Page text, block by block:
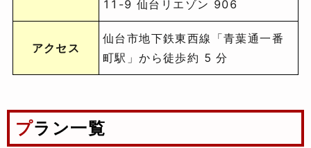
11-9 仙台リエゾン 906
アクセス
仙台市地下鉄東西線「青葉通一番
町駅」から徒歩約 5 分
プラン一覧